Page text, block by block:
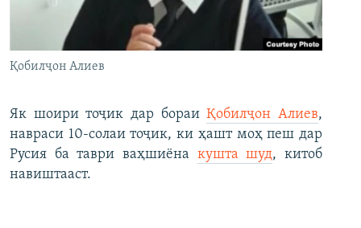
Қобилҷон Алиев
Як шоири тоҷик дар бораиҚобилҷон Алиев,
навраси 10-солаи тоҷик, ки ҳашт моҳ пеш дар
Русия ба таври ваҳшиёна кушта шуд, китоб
навиштааст.